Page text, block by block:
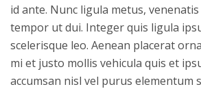
id ante. Nunc ligula metus,
tempor ut dui. Integer quis ligula
scelerisque leo. Aenean placerat
mi et justo mollis vehicula quis et
accumsan nisl vel purus elementum